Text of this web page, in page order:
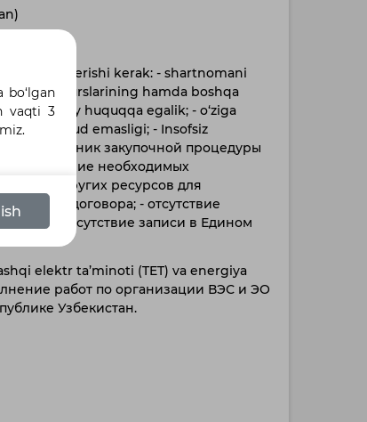
javob berishi kerak: - shartnomani
resurslarining hamda boshqa
qonuniy huquqqa egalik; - o‘ziga
mavjud emasligi; - Insofsiz
Участник закупочной процедуры
- наличие необходимых
и других ресурсов для
договора; - отсутствие
- отсутствие записи в Едином
elektr ta’minoti (TET) va energiya
работ по организации ВЭС и ЭО
Узбекистан.
bo‘lgan
vaqti 3